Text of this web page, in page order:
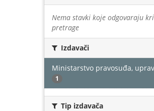
Nema stavki koje odgovaraju
pretrage
Izdavači
Ministarstvo pravosuđa,
1
Tip izdavača